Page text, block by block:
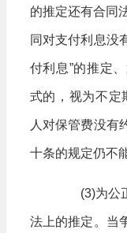
的推定还有合同
同对支付利息没
付利息”的推定
式的，视为不定
人对保管费没有
十条的规定仍不
(3)为公正
法上的推定。当